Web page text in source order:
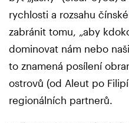
rychlosti a rozsahu
zabránit tomu, „aby
dominovat nám nebo
to znamená posílení
ostrovů (od Aleut po
regionálních partnerů.